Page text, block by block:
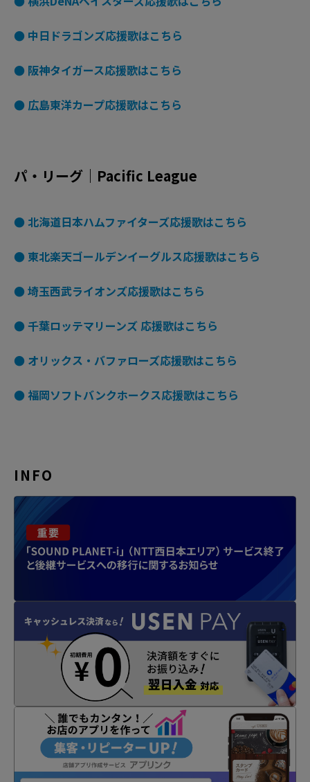
● 中日ドラゴンズ応援歌はこちら
● 阪神タイガース応援歌はこちら
● 広島東洋カープ応援歌はこちら
パ・リーグ｜Pacific League
● 北海道日本ハムファイターズ応援歌はこちら
● 東北楽天ゴールデンイーグルス応援歌はこちら
● 埼玉西武ライオンズ応援歌はこちら
● 千葉ロッテマリーンズ 応援歌はこちら
● オリックス・バファローズ応援歌はこちら
● 福岡ソフトバンクホークス応援歌はこちら
INFO